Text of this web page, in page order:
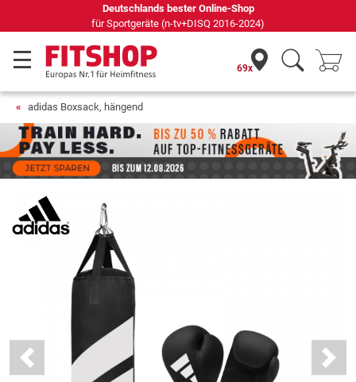
69 Fachmärkte vor Ort mit 75 eigenen Servicetechnikern
69x
adidas Boxsack, hängend
Previous Next